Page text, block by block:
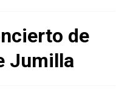
de
Jumilla